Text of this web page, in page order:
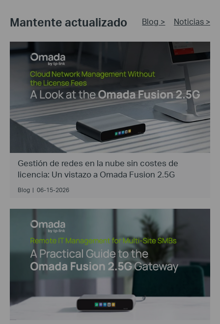
Mantente actualizado Blog > Noticias >
Gestión de redes en la nube sin costes de
licencia: Un vistazo a Omada Fusion 2.5G
Blog | 06-15-2026